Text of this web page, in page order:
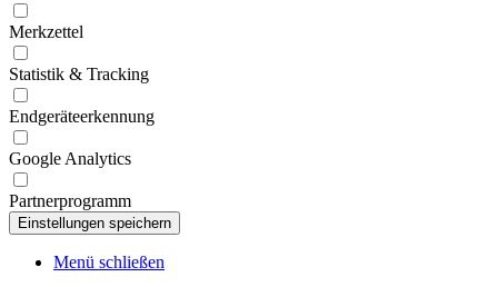
Merkzettel
Statistik & Tracking
Endgeräteerkennung
Google Analytics
Partnerprogramm
Menü schließen